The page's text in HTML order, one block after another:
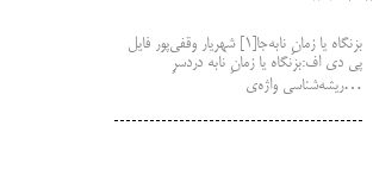
بزنگاه یا زمانِ نابه‌جا[1] شهریار وقفی‌پور فایل
پی دی اف:بزنگاه یا زمانِ نابه دردسرِ
ریشه‌شناسی واژه‌ی…